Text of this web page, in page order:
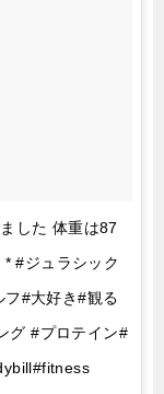
した 体重は87
* #ジュラシック
#大好き#観る
グ #プロテイン#